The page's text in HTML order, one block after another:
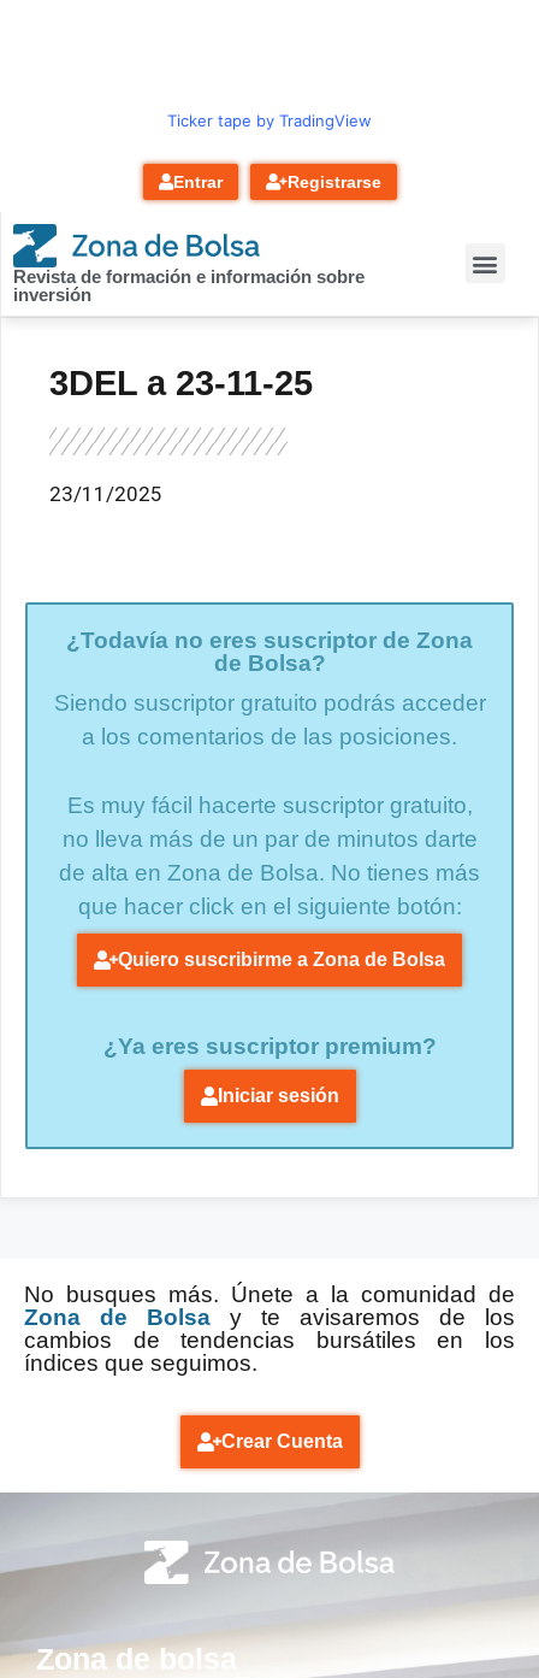
Ticker tape by TradingView
Entrar Registrarse
Revista de formación e información sobre
inversión
3DEL a 23-11-25
23/11/2025
¿Todavía no eres suscriptor de Zona
de Bolsa?
Siendo suscriptor gratuito podrás acceder
a los comentarios de las posiciones.
Es muy fácil hacerte suscriptor gratuito,
no lleva más de un par de minutos darte
de alta en Zona de Bolsa. No tienes más
que hacer click en el siguiente botón:
Quiero suscribirme a Zona de Bolsa
¿Ya eres suscriptor premium?
Iniciar sesión
No busques más. Únete a la comunidad de
Zona de Bolsa y te avisaremos de los
cambios de tendencias bursátiles en los
índices que seguimos.
Crear Cuenta
Zona de bolsa